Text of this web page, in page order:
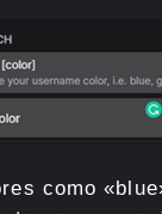
como